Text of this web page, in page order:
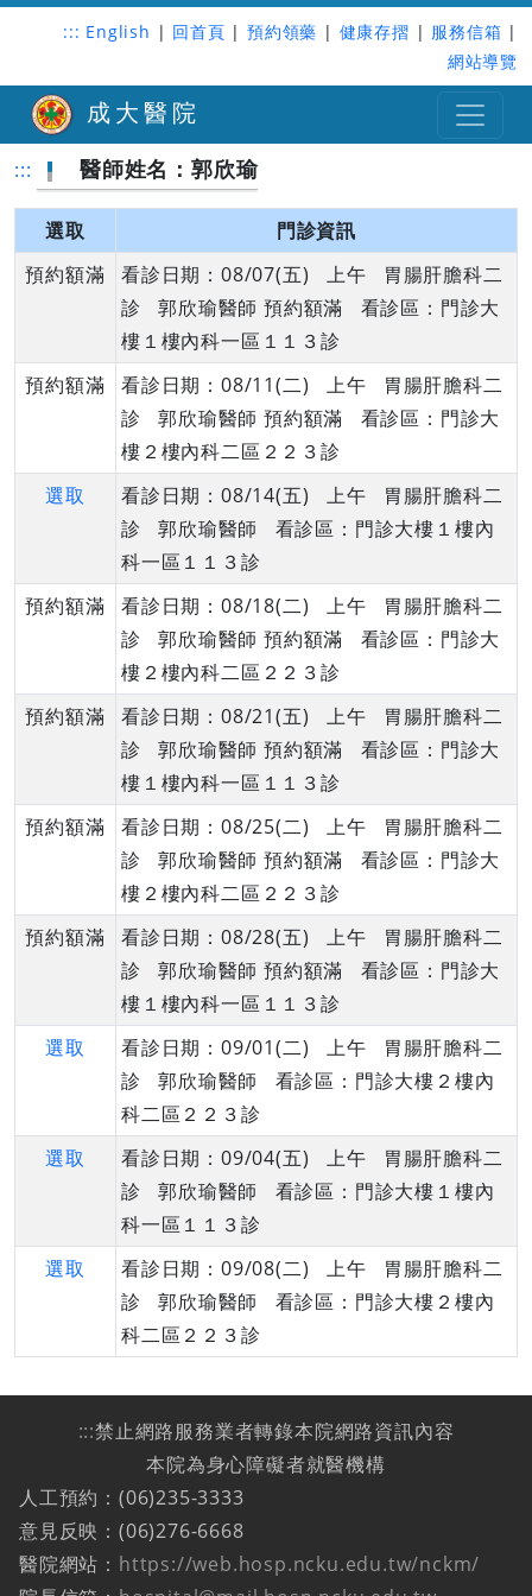
::: English | 回首頁 | 預約領藥 | 健康存摺 | 服務信箱 |
網站導覽
成大醫院
::: 醫師姓名：郭欣瑜
選取
門診資訊
預約額滿
看診日期：08/07(五) 上午 胃腸肝膽科二
診 郭欣瑜醫師 預約額滿 看診區：門診大
樓１樓內科一區１１３診
預約額滿
看診日期：08/11(二) 上午 胃腸肝膽科二
診 郭欣瑜醫師 預約額滿 看診區：門診大
樓２樓內科二區２２３診
選取
看診日期：08/14(五) 上午 胃腸肝膽科二
診 郭欣瑜醫師 看診區：門診大樓１樓內
科一區１１３診
預約額滿
看診日期：08/18(二) 上午 胃腸肝膽科二
診 郭欣瑜醫師 預約額滿 看診區：門診大
樓２樓內科二區２２３診
預約額滿
看診日期：08/21(五) 上午 胃腸肝膽科二
診 郭欣瑜醫師 預約額滿 看診區：門診大
樓１樓內科一區１１３診
預約額滿
看診日期：08/25(二) 上午 胃腸肝膽科二
診 郭欣瑜醫師 預約額滿 看診區：門診大
樓２樓內科二區２２３診
預約額滿
看診日期：08/28(五) 上午 胃腸肝膽科二
診 郭欣瑜醫師 預約額滿 看診區：門診大
樓１樓內科一區１１３診
選取
看診日期：09/01(二) 上午 胃腸肝膽科二
診 郭欣瑜醫師 看診區：門診大樓２樓內
科二區２２３診
選取
看診日期：09/04(五) 上午 胃腸肝膽科二
診 郭欣瑜醫師 看診區：門診大樓１樓內
科一區１１３診
選取
看診日期：09/08(二) 上午 胃腸肝膽科二
診 郭欣瑜醫師 看診區：門診大樓２樓內
科二區２２３診
:::禁止網路服務業者轉錄本院網路資訊內容
本院為身心障礙者就醫機構
人工預約：(06)235-3333
意見反映：(06)276-6668
醫院網站： https://web.hosp.ncku.edu.tw/nckm/